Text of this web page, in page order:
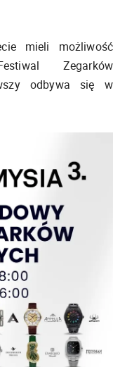
mieli możliwość
Zegarków
odbywa się w